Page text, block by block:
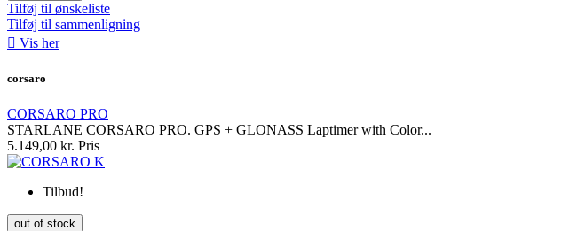
Tilføj til ønskeliste
Tilføj til sammenligning
 Vis her
corsaro
CORSARO PRO
STARLANE CORSARO PRO. GPS + GLONASS Laptimer with Color...
5.149,00 kr. Pris
Tilbud!
out of stock